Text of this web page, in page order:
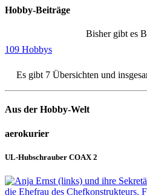
Hobby-Beiträge
Bisher gibt es
109 Hobbys
Es gibt 7 Übersichten und
Aus der Hobby-Welt
aerokurier
UL-Hubschrauber COAX 2